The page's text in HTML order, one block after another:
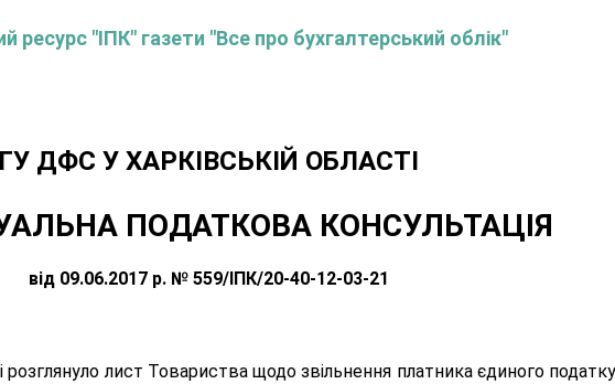
ресурс "ІПК" газети "Все про бухгалтерський облік"
ГУ ДФС У ХАРКIВСЬКIЙ ОБЛАСТI
ПОДАТКОВА КОНСУЛЬТАЦІЯ
від 09.06.2017 р. № 559/ІПК/20-40-12-03-21
розглянуло лист Товариства щодо звільнення платника єдиного